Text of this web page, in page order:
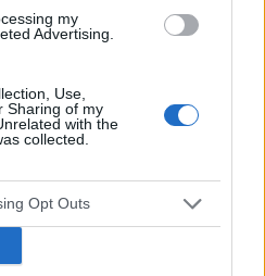
my
Advertising.
Use,
Sharing of my
with the
collected.
Opt Outs
antykoncepcyjne 3
powróciły regularne,
Jednakze zauważyłam
włosów oraz pieczenie
Kiedy u Was po
sie i
włosów? Też miałyście
gość